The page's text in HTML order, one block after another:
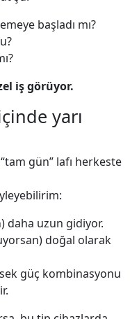
başladı mı?
iş görüyor.
yarı
gün” lafı herkeste
daha uzun gidiyor.
doğal olarak
güç kombinasyonu